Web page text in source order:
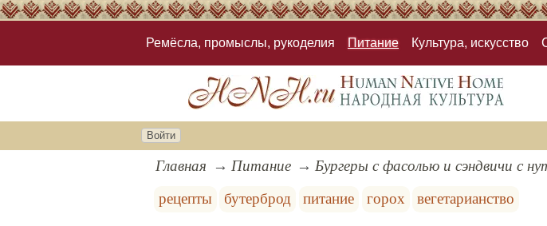
Ремёсла, промыслы, рукоделия Питание Культура, искусство
Войти
Главная Питание
Бургеры с фасолью и сэндвичи с
рецепты
бутерброд питание горох вегетарианство